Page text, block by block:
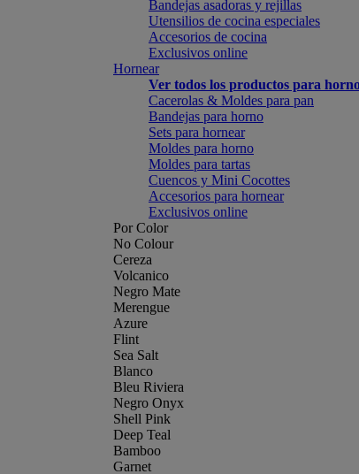
Bandejas asadoras y rejillas
Utensilios de cocina especiales
Accesorios de cocina
Exclusivos online
Hornear
Ver todos los productos para
Cacerolas & Moldes para pan
Bandejas para horno
Sets para hornear
Moldes para horno
Moldes para tartas
Cuencos y Mini Cocottes
Accesorios para hornear
Exclusivos online
Por Color
No Colour
Cereza
Volcanico
Negro Mate
Merengue
Azure
Flint
Sea Salt
Blanco
Bleu Riviera
Negro Onyx
Shell Pink
Deep Teal
Bamboo
Garnet